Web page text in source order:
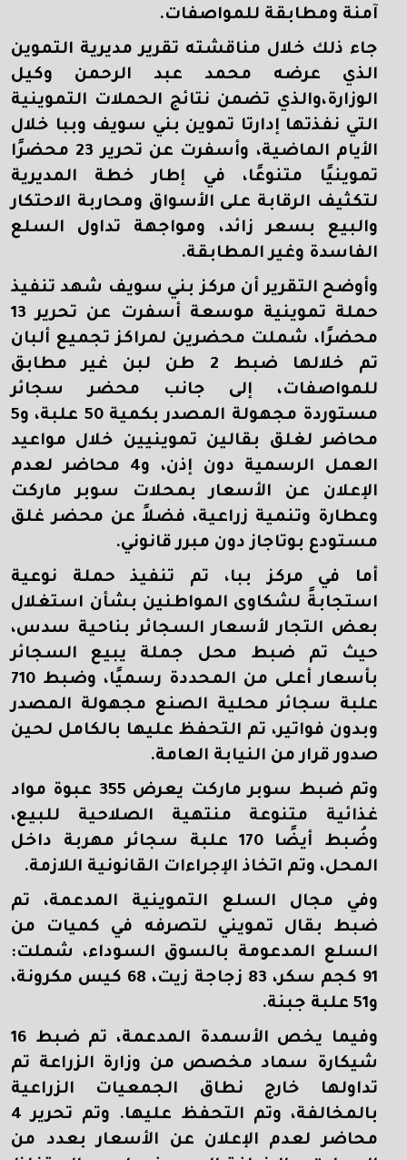
آمنة ومطابقة للمواصفات.
جاء ذلك خلال مناقشته تقرير مديرية التموين
الذي عرضه محمد عبد الرحمن وكيل
الوزارة،والذي تضمن نتائج الحملات التموينية
التي نفذتها إدارتا تموين بني سويف وببا خلال
الأيام الماضية، وأسفرت عن تحرير 23 محضرًا
تموينيًا متنوعًا، في إطار خطة المديرية
لتكثيف الرقابة على الأسواق ومحاربة الاحتكار
والبيع بسعر زائد، ومواجهة تداول السلع
الفاسدة وغير المطابقة.
وأوضح التقرير أن مركز بني سويف شهد تنفيذ
حملة تموينية موسعة أسفرت عن تحرير 13
محضرًا، شملت محضرين لمراكز تجميع ألبان
تم خلالها ضبط 2 طن لبن غير مطابق
للمواصفات، إلى جانب محضر سجائر
مستوردة مجهولة المصدر بكمية 50 علبة، و5
محاضر لغلق بقالين تموينيين خلال مواعيد
العمل الرسمية دون إذن، و4 محاضر لعدم
الإعلان عن الأسعار بمحلات سوبر ماركت
وعطارة وتنمية زراعية، فضلاً عن محضر غلق
مستودع بوتاجاز دون مبرر قانوني.
أما في مركز ببا، تم تنفيذ حملة نوعية
استجابةً لشكاوى المواطنين بشأن استغلال
بعض التجار لأسعار السجائر بناحية سدس،
حيث تم ضبط محل جملة يبيع السجائر
بأسعار أعلى من المحددة رسميًا، وضبط 710
علبة سجائر محلية الصنع مجهولة المصدر
وبدون فواتير، تم التحفظ عليها بالكامل لحين
صدور قرار من النيابة العامة.
وتم ضبط سوبر ماركت يعرض 355 عبوة مواد
غذائية متنوعة منتهية الصلاحية للبيع،
وضُبط أيضًا 170 علبة سجائر مهربة داخل
المحل، وتم اتخاذ الإجراءات القانونية اللازمة.
وفي مجال السلع التموينية المدعمة، تم
ضبط بقال تمويني لتصرفه في كميات من
السلع المدعومة بالسوق السوداء، شملت:
91 كجم سكر، 83 زجاجة زيت، 68 كيس مكرونة،
و51 علبة جبنة.
وفيما يخص الأسمدة المدعمة، تم ضبط 16
شيكارة سماد مخصص من وزارة الزراعة تم
تداولها خارج نطاق الجمعيات الزراعية
بالمخالفة، وتم التحفظ عليها. وتم تحرير 4
محاضر لعدم الإعلان عن الأسعار بعدد من